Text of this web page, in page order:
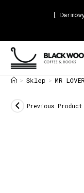
[
> Sklep > MR
Previous Product